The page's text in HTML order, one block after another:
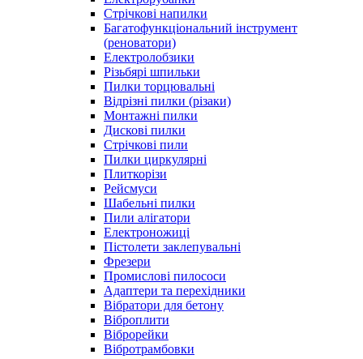
Стрічкові напилки
Багатофункціональний інструмент
(реноватори)
Електролобзики
Різьбярі шпильки
Пилки торцювальні
Відрізні пилки (різаки)
Монтажні пилки
Дискові пилки
Стрічкові пили
Пилки циркулярні
Плиткорізи
Рейсмуси
Шабельні пилки
Пили алігатори
Електроножиці
Пістолети заклепувальні
Фрезери
Промислові пилососи
Адаптери та перехідники
Вібратори для бетону
Віброплити
Віброрейки
Вібротрамбовки